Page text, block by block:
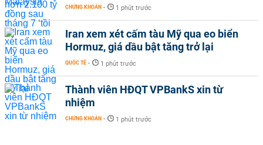
CHỨNG KHOÁN - 1 phút trước
Iran xem xét cấm tàu Mỹ qua eo biển
Hormuz, giá dầu bật tăng trở lại
QUỐC TẾ - 1 phút trước
Thành viên HĐQT VPBankS xin từ
nhiệm
CHỨNG KHOÁN - 1 phút trước